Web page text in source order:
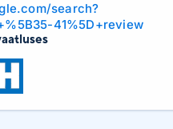
search?
41%5D+review